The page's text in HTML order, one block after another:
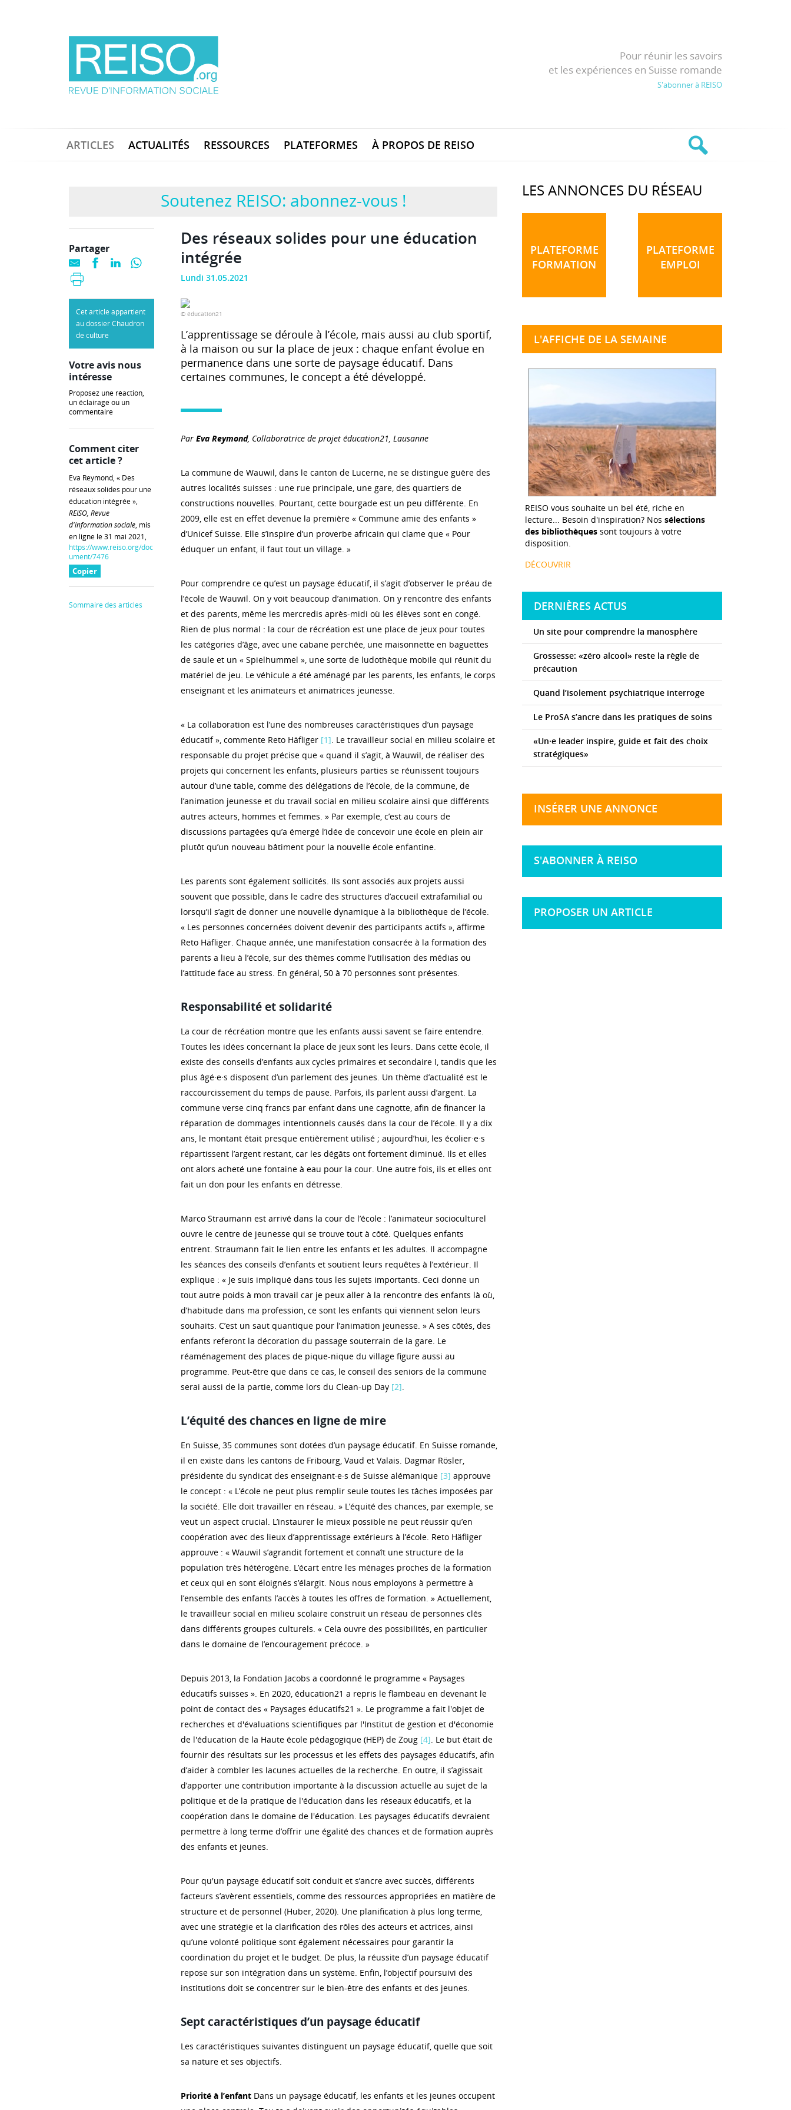
Pour réunir les savoirs
et les expériences en Suisse romande
S'abonner à REISO
ARTICLES ACTUALITÉS RESSOURCES PLATEFORMES À PROPOS DE REISO
Soutenez REISO: abonnez-vous !
Des réseaux solides pour une éducation
intégrée
Lundi 31.05.2021
© éducation21
L’apprentissage se déroule à l’école, mais aussi au club sportif,
à la maison ou sur la place de jeux : chaque enfant évolue en
permanence dans une sorte de paysage éducatif. Dans
certaines communes, le concept a été développé.
Par Eva Reymond, Collaboratrice de projet éducation21, Lausanne
La commune de Wauwil, dans le canton de Lucerne, ne se distingue guère des
autres localités suisses : une rue principale, une gare, des quartiers de
constructions nouvelles. Pourtant, cette bourgade est un peu différente. En
2009, elle est en effet devenue la première « Commune amie des enfants »
d’Unicef Suisse. Elle s’inspire d’un proverbe africain qui clame que « Pour
éduquer un enfant, il faut tout un village. »
Pour comprendre ce qu’est un paysage éducatif, il s’agit d’observer le préau de
l’école de Wauwil. On y voit beaucoup d’animation. On y rencontre des enfants
et des parents, même les mercredis après-midi où les élèves sont en congé.
Rien de plus normal : la cour de récréation est une place de jeux pour toutes
les catégories d’âge, avec une cabane perchée, une maisonnette en baguettes
de saule et un « Spielhummel », une sorte de ludothèque mobile qui réunit du
matériel de jeu. Le véhicule a été aménagé par les parents, les enfants, le corps
enseignant et les animateurs et animatrices jeunesse.
« La collaboration est l’une des nombreuses caractéristiques d’un paysage
éducatif », commente Reto Häfliger [1]. Le travailleur social en milieu scolaire et
responsable du projet précise que « quand il s’agit, à Wauwil, de réaliser des
projets qui concernent les enfants, plusieurs parties se réunissent toujours
autour d’une table, comme des délégations de l’école, de la commune, de
l’animation jeunesse et du travail social en milieu scolaire ainsi que différents
autres acteurs, hommes et femmes. » Par exemple, c’est au cours de
discussions partagées qu’a émergé l’idée de concevoir une école en plein air
plutôt qu’un nouveau bâtiment pour la nouvelle école enfantine.
Les parents sont également sollicités. Ils sont associés aux projets aussi
souvent que possible, dans le cadre des structures d’accueil extrafamilial ou
lorsqu’il s’agit de donner une nouvelle dynamique à la bibliothèque de l’école.
« Les personnes concernées doivent devenir des participants actifs », affirme
Reto Häfliger. Chaque année, une manifestation consacrée à la formation des
parents a lieu à l’école, sur des thèmes comme l’utilisation des médias ou
l’attitude face au stress. En général, 50 à 70 personnes sont présentes.
Responsabilité et solidarité
La cour de récréation montre que les enfants aussi savent se faire entendre.
Toutes les idées concernant la place de jeux sont les leurs. Dans cette école, il
existe des conseils d’enfants aux cycles primaires et secondaire I, tandis que les
plus âgé·e·s disposent d’un parlement des jeunes. Un thème d’actualité est le
raccourcissement du temps de pause. Parfois, ils parlent aussi d’argent. La
commune verse cinq francs par enfant dans une cagnotte, afin de financer la
réparation de dommages intentionnels causés dans la cour de l’école. Il y a dix
ans, le montant était presque entièrement utilisé ; aujourd’hui, les écolier·e·s
répartissent l’argent restant, car les dégâts ont fortement diminué. Ils et elles
ont alors acheté une fontaine à eau pour la cour. Une autre fois, ils et elles ont
fait un don pour les enfants en détresse.
Marco Straumann est arrivé dans la cour de l’école : l’animateur socioculturel
ouvre le centre de jeunesse qui se trouve tout à côté. Quelques enfants
entrent. Straumann fait le lien entre les enfants et les adultes. Il accompagne
les séances des conseils d’enfants et soutient leurs requêtes à l’extérieur. Il
explique : « Je suis impliqué dans tous les sujets importants. Ceci donne un
tout autre poids à mon travail car je peux aller à la rencontre des enfants là où,
d’habitude dans ma profession, ce sont les enfants qui viennent selon leurs
souhaits. C’est un saut quantique pour l’animation jeunesse. » A ses côtés, des
enfants referont la décoration du passage souterrain de la gare. Le
réaménagement des places de pique-nique du village figure aussi au
programme. Peut-être que dans ce cas, le conseil des seniors de la commune
serai aussi de la partie, comme lors du Clean-up Day [2].
L’équité des chances en ligne de mire
En Suisse, 35 communes sont dotées d’un paysage éducatif. En Suisse romande,
il en existe dans les cantons de Fribourg, Vaud et Valais. Dagmar Rösler,
présidente du syndicat des enseignant·e·s de Suisse alémanique [3] approuve
le concept : « L’école ne peut plus remplir seule toutes les tâches imposées par
la société. Elle doit travailler en réseau. » L’équité des chances, par exemple, se
veut un aspect crucial. L’instaurer le mieux possible ne peut réussir qu’en
coopération avec des lieux d’apprentissage extérieurs à l’école. Reto Häfliger
approuve : « Wauwil s’agrandit fortement et connaît une structure de la
population très hétérogène. L’écart entre les ménages proches de la formation
et ceux qui en sont éloignés s’élargit. Nous nous employons à permettre à
l’ensemble des enfants l’accès à toutes les offres de formation. » Actuellement,
le travailleur social en milieu scolaire construit un réseau de personnes clés
dans différents groupes culturels. « Cela ouvre des possibilités, en particulier
dans le domaine de l’encouragement précoce. »
Depuis 2013, la Fondation Jacobs a coordonné le programme « Paysages
éducatifs suisses ». En 2020, éducation21 a repris le flambeau en devenant le
point de contact des « Paysages éducatifs21 ». Le programme a fait l'objet de
recherches et d'évaluations scientifiques par l'Institut de gestion et d'économie
de l'éducation de la Haute école pédagogique (HEP) de Zoug [4]. Le but était de
fournir des résultats sur les processus et les effets des paysages éducatifs, afin
d’aider à combler les lacunes actuelles de la recherche. En outre, il s’agissait
d’apporter une contribution importante à la discussion actuelle au sujet de la
politique et de la pratique de l'éducation dans les réseaux éducatifs, et la
coopération dans le domaine de l'éducation. Les paysages éducatifs devraient
permettre à long terme d’offrir une égalité des chances et de formation auprès
des enfants et jeunes.
Pour qu'un paysage éducatif soit conduit et s’ancre avec succès, différents
facteurs s’avèrent essentiels, comme des ressources appropriées en matière de
structure et de personnel (Huber, 2020). Une planification à plus long terme,
avec une stratégie et la clarification des rôles des acteurs et actrices, ainsi
qu’une volonté politique sont également nécessaires pour garantir la
coordination du projet et le budget. De plus, la réussite d’un paysage éducatif
repose sur son intégration dans un système. Enfin, l’objectif poursuivi des
institutions doit se concentrer sur le bien-être des enfants et des jeunes.
Sept caractéristiques d’un paysage éducatif
Les caractéristiques suivantes distinguent un paysage éducatif, quelle que soit
sa nature et ses objectifs.
Priorité à l’enfantDans un paysage éducatif, les enfants et les jeunes occupent
Partager
Cet article appartient
au dossier Chaudron
de culture
Votre avis nous
intéresse
Proposez une réaction,
un éclairage ou un
commentaire
Comment citer
cet article ?
Eva Reymond, « Des
réseaux solides pour une
éducation intégrée »,
REISO, Revue
d'information sociale, mis
en ligne le 31 mai 2021,
https://www.reiso.org/doc
ument/7476
Copier
Sommaire des articles
LES ANNONCES DU RÉSEAU
PLATEFORME
FORMATION
PLATEFORME
EMPLOI
L'AFFICHE DE LA SEMAINE
REISO vous souhaite un bel été, riche en
lecture... Besoin d'inspiration? Nos sélections
des bibliothèques sont toujours à votre
disposition.
DÉCOUVRIR
DERNIÈRES ACTUS
Un site pour comprendre la manosphère
Grossesse: «zéro alcool» reste la règle de
précaution
Quand l’isolement psychiatrique interroge
Le ProSA s’ancre dans les pratiques de soins
«Un·e leader inspire, guide et fait des choix
stratégiques»
INSÉRER UNE ANNONCE
S'ABONNER À REISO
PROPOSER UN ARTICLE